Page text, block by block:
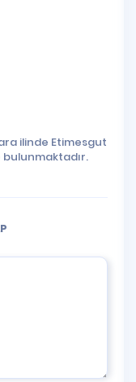
ilinde Etimesgut